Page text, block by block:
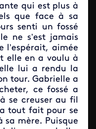
qui est plus à
que face à sa
senti un fossé
ne s’est jamais
l’espérait, aimée
elle en a voulu à
lui a rendu la
tour. Gabrielle a
ce fossé a
se creuser au fil
tout fait pour se
sa mère. Puisque